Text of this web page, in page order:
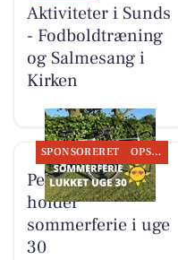
Aktiviteter i Sunds
- Fodboldtræning
og Salmesang i
Kirken
SPONSORERET OPSLAGSTAVLEN
Per P. Cykler
holder
sommerferie i uge
30